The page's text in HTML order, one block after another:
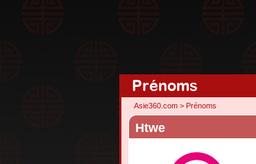
Prénoms
Asie360.com > Prénoms
Htwe